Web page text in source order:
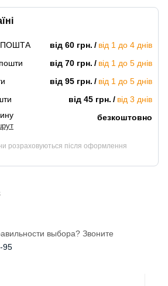
ПОШТА від 60 грн.
від 1 до 4 днів
від 70 грн.
від 1 до 5 днів
від 95 грн.
від 1 до 5 днів
від 45 грн.
від 3 днів
безкоштовно
розраховуються після оформлення
выбора? Звоните
95